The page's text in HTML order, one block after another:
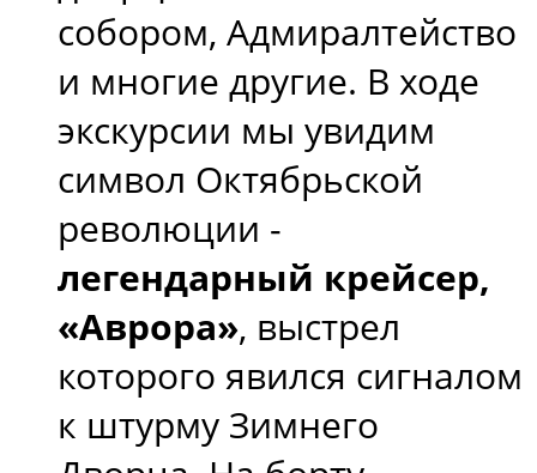
собором, Адмиралтейство
и многие другие. В ходе
экскурсии мы увидим
символ Октябрьской
революции -
легендарный крейсер,
«Аврора», выстрел
которого явился сигналом
к штурму Зимнего